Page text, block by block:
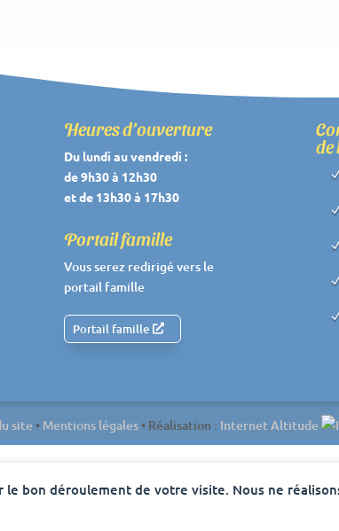
bon déroulement de votre visite. Nous ne
Heures d’ouverture
Du lundi au vendredi :
de 9h30 à 12h30
et de 13h30 à 17h30
Portail famille
Vous serez redirigé vers le
portail famille
Portail famille
de
N
N
N
N
N
site • Mentions légales • Réalisation : Internet Altitude